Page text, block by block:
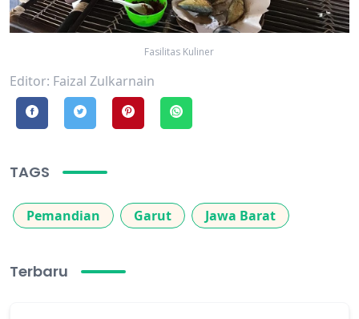
Fasilitas Kuliner
Editor: Faizal Zulkarnain
TAGS
Pemandian Garut Jawa Barat
Terbaru